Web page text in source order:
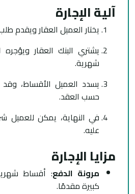
آلية الإجارة
يختار العميل العقار ويقدم
يشتري البنك العقار ويؤجره للعميل مقابل أقساط
شهرية.
يسدد العميل الأقساط، وقد تشمل تكاليف الصيانة
حسب العقد.
في النهاية، يمكن للعميل شراء العقار بسعر متفق
عليه.
مزايا الإجارة
مرونة الدفع: أقساط
كبيرة مقدمًا.